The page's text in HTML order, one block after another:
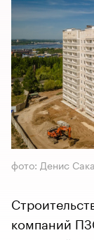
фото: Денис
компаний